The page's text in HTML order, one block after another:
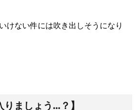
けない件には吹き出しそうになり
りましょう…？】